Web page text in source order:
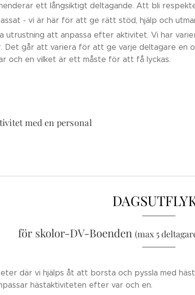
ett långsiktigt deltagande. Att bli
- vi är här för att ge rätt stöd, hjälp och
utrustning att anpassa efter aktivitet. Vi har
Det går att variera för att ge varje deltagare en
och en vilket är ett måste för att få lyckas.
med en personal
för skolor-DV-Boenden (max 5
där vi hjälps åt att borsta och pyssla med
hästaktiviteten efter var och en.